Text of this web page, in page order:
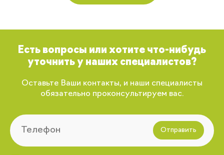
Есть вопросы или хотите что-нибудь
уточнить у наших специалистов?
Оставьте Ваши контакты, и наши специалисты
обязательно проконсультируем вас.
Отправить